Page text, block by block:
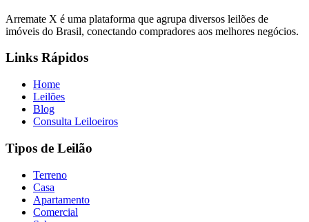
Arremate X é uma plataforma que agrupa diversos leilões de
imóveis do Brasil, conectando compradores aos melhores negócios.
Links Rápidos
Home
Leilões
Blog
Consulta Leiloeiros
Tipos de Leilão
Terreno
Casa
Apartamento
Comercial